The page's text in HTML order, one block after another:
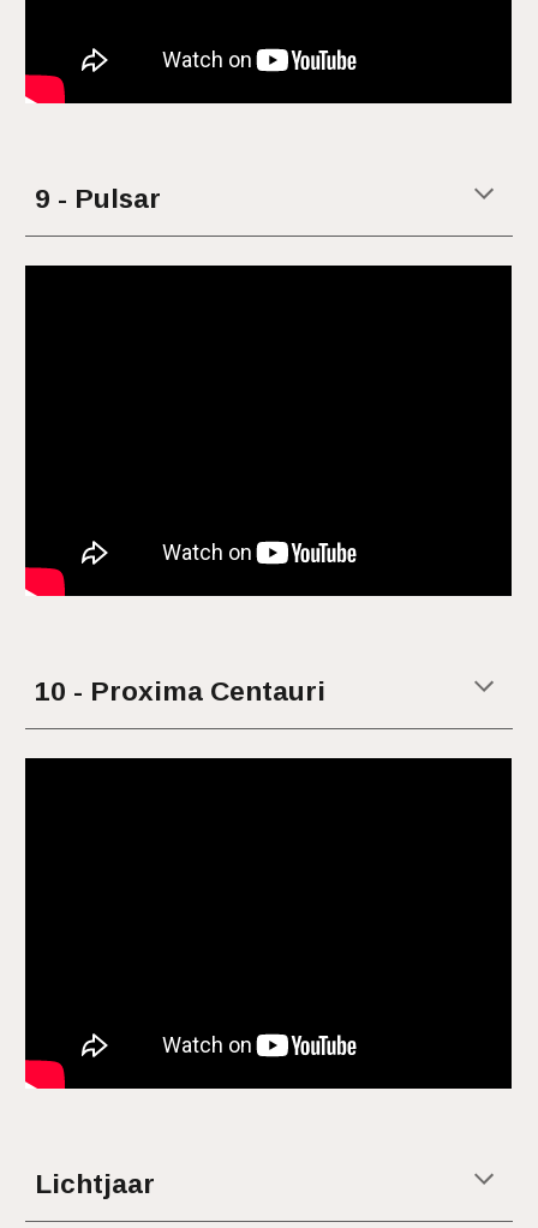
9 - Pulsar
10 - Proxima Centauri
Lichtjaar